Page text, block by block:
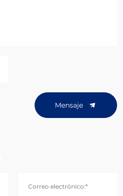
Mensaje
Correo electrónico:*